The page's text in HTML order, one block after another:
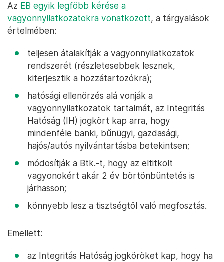
Az EB egyik legfőbb kérése a
vagyonnyilatkozatokra vonatkozott, a tárgyalások
értelmében:
teljesen átalakítják a vagyonnyilatkozatok
rendszerét (részletesebbek lesznek,
kiterjesztik a hozzátartozókra);
hatósági ellenőrzés alá vonják a
vagyonnyilatkozatok tartalmát, az Integritás
Hatóság (IH) jogkört kap arra, hogy
mindenféle banki, bűnügyi, gazdasági,
hajós/autós nyilvántartásba betekintsen;
módosítják a Btk.-t, hogy az eltitkolt
vagyonokért akár 2 év börtönbüntetés is
járhasson;
könnyebb lesz a tisztségtől való megfosztás.
Emellett:
az Integritás Hatóság jogköröket kap, hogy ha